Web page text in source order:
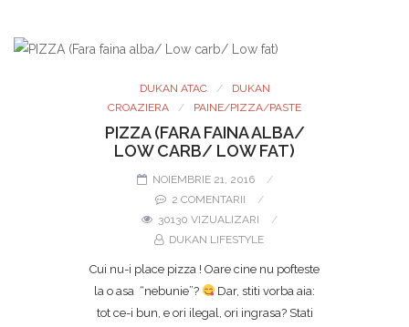
DUKAN ATAC
DUKAN
CROAZIERA
PAINE/PIZZA/PASTE
PIZZA (FARA FAINA ALBA/
LOW CARB/ LOW FAT)
NOIEMBRIE 21, 2016
2 COMENTARII
30130 VIZUALIZARI
DUKAN LIFESTYLE
Cui nu-i place pizza ! Oare cine nu pofteste
la o asa “nebunie”?
Dar, stiti vorba aia:
tot ce-i bun, e ori ilegal, ori ingrasa? Stati